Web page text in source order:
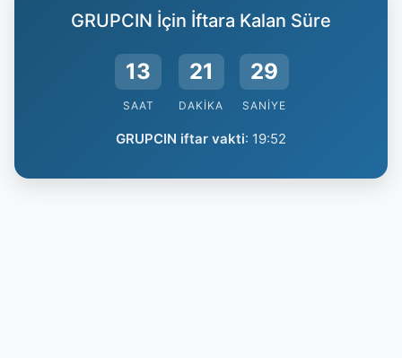
GRUPCIN İçin İftara Kalan Süre
13
SAAT
21
DAKIKA
29
SANIYE
GRUPCIN iftar vakti: 19:52